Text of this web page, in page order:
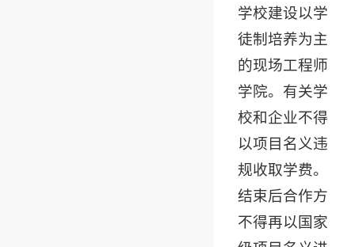
学校建设以学
徒制培养为主
的现场工程师
学院。有关学
校和企业不得
以项目名义违
规收取学费。
结束后合作方
不得再以国家